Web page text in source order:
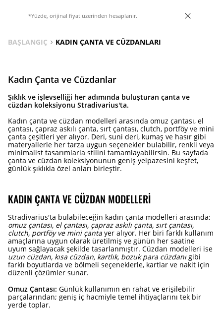
*Yüzde, orijinal fiyat üzerinden hesaplanır.
BAŞLANGIÇ KADIN ÇANTA VE CÜZDANLARI
Kadın Çanta ve Cüzdanlar
Şıklık ve işlevselliği her adımında buluşturan çanta ve
cüzdan koleksiyonu Stradivarius'ta.
Kadın çanta ve cüzdan modelleri arasında omuz çantası, el
çantası, çapraz askılı çanta, sırt çantası, clutch, portföy ve mini
çanta çeşitleri yer alıyor. Deri, suni deri, kumaş ve hasır gibi
materyallerle her tarza uygun seçenekler bulabilir, renkli veya
minimalist tasarımlarla stilini tamamlayabilirsin. Bu sayfada
çanta ve cüzdan koleksiyonunun geniş yelpazesini keşfet,
günlük şıklıkla özel anları birleştir.
KADIN ÇANTA VE CÜZDAN MODELLERI
Stradivarius'ta bulabileceğin kadın çanta modelleri arasında;
omuz çantası, el çantası, çapraz askılı çanta, sırt çantası,
clutch, portföy ve mini çanta yer alıyor. Her biri farklı kullanım
amaçlarına uygun olarak üretilmiş ve günün her saatine
uyum sağlayacak şekilde tasarlanmıştır. Cüzdan modelleri ise
uzun cüzdan, kısa cüzdan, kartlık, bozuk para cüzdanı gibi
farklı boyutlarda ve bölmeli seçeneklerle, kartlar ve nakit için
düzenli çözümler sunar.
Omuz Çantası: Günlük kullanımın en rahat ve erişilebilir
parçalarından; geniş iç hacmiyle temel ihtiyaçlarını tek bir
yerde toplar.